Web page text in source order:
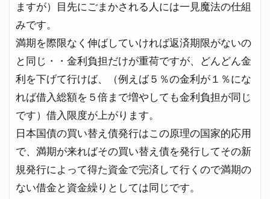
ますが）目先にごまかされる人には一見魔法の仕組
みです。
満期を際限なく伸ばしていければ返済期限がないの
と同じ・・金利負担だけが重荷ですが、どんどん金
利を下げて行けば、（例えば５％の金利が１％にな
れば借入総額を５倍まで増やしても金利負担が同じ
です）借入限度が上がります。
日本国債の買い替え債発行はこの原理の国家的応用
で、満期が来ればその買い替え債を発行してその新
規発行によって得た資金で完済して行くので満期の
ない借金と資金繰りとしては同じです。